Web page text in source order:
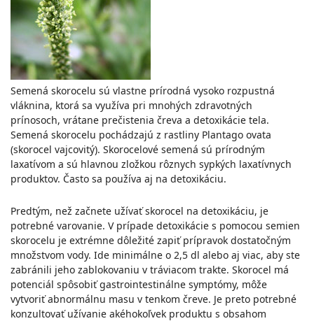
Semená skorocelu sú vlastne prírodná vysoko rozpustná
vláknina, ktorá sa využíva pri mnohých zdravotných
prínosoch, vrátane prečistenia čreva a detoxikácie tela.
Semená skorocelu pochádzajú z rastliny Plantago ovata
(skorocel vajcovitý). Skorocelové semená sú prírodným
laxatívom a sú hlavnou zložkou rôznych sypkých laxatívnych
produktov. Často sa používa aj na detoxikáciu.
Predtým, než začnete užívať skorocel na detoxikáciu, je
potrebné varovanie. V prípade detoxikácie s pomocou semien
skorocelu je extrémne dôležité zapiť prípravok dostatočným
množstvom vody. Ide minimálne o 2,5 dl alebo aj viac, aby ste
zabránili jeho zablokovaniu v tráviacom trakte. Skorocel má
potenciál spôsobiť gastrointestinálne symptómy, môže
vytvoriť abnormálnu masu v tenkom čreve. Je preto potrebné
konzultovať užívanie akéhokoľvek produktu s obsahom